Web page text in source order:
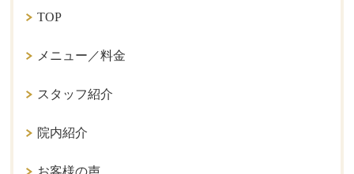
TOP
メニュー／料金
スタッフ紹介
院内紹介